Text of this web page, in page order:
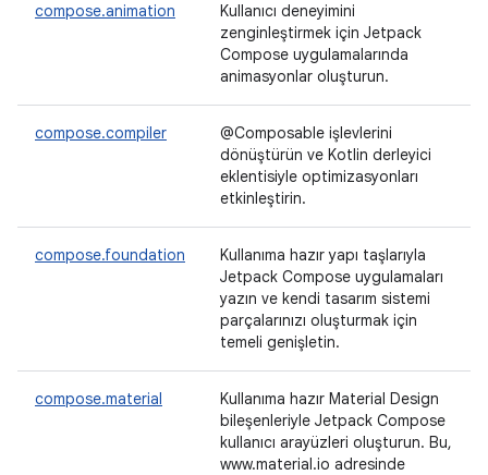
compose.animation
Kullanıcı deneyimini
zenginleştirmek için Jetpack
Compose uygulamalarında
animasyonlar oluşturun.
compose.compiler
@Composable işlevlerini
dönüştürün ve Kotlin derleyici
eklentisiyle optimizasyonları
etkinleştirin.
compose.foundation
Kullanıma hazır yapı taşlarıyla
Jetpack Compose uygulamaları
yazın ve kendi tasarım sistemi
parçalarınızı oluşturmak için
temeli genişletin.
compose.material
Kullanıma hazır Material Design
bileşenleriyle Jetpack Compose
kullanıcı arayüzleri oluşturun. Bu,
www.material.io adresinde